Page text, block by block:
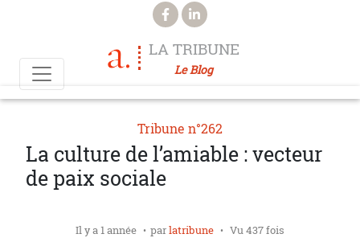
Aller au contenu principal
LA TRIBUNE
Le Blog
Tribune n°262
La culture de l’amiable : vecteur
de paix sociale
Il y a 1 année parlatribune Vu 437 fois